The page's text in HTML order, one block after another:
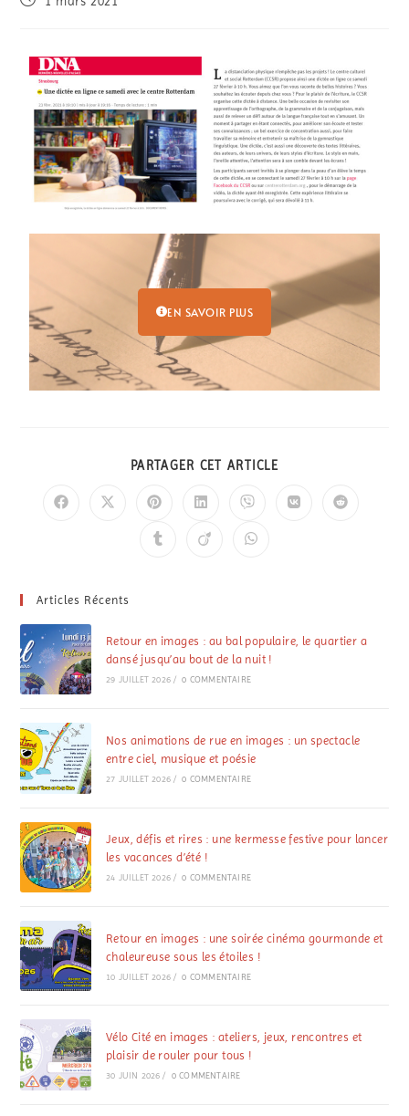
EN SAVOIR PLUS
PARTAGER CET ARTICLE
Articles Récents
Retour en images : au bal populaire, le quartier a
dansé jusqu’au bout de la nuit !
29 JUILLET 2026 / 0 COMMENTAIRE
Nos animations de rue en images : un spectacle
entre ciel, musique et poésie
27 JUILLET 2026 / 0 COMMENTAIRE
Jeux, défis et rires : une kermesse festive pour lancer
les vacances d’été !
24 JUILLET 2026 / 0 COMMENTAIRE
Retour en images : une soirée cinéma gourmande et
chaleureuse sous les étoiles !
10 JUILLET 2026 / 0 COMMENTAIRE
Vélo Cité en images : ateliers, jeux, rencontres et
plaisir de rouler pour tous !
30 JUIN 2026 / 0 COMMENTAIRE